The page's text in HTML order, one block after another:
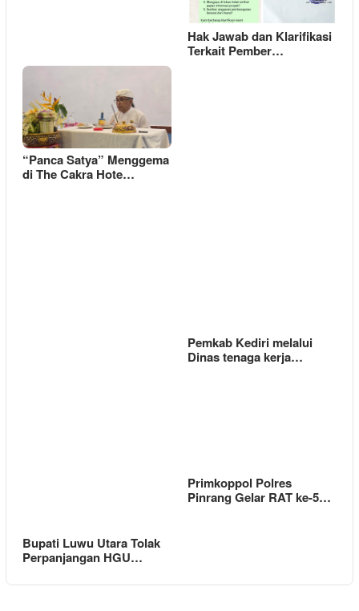
Hak Jawab dan Klarifikasi
Terkait Pember…
“Panca Satya” Menggema
di The Cakra Hote…
Pemkab Kediri melalui
Dinas tenaga kerja…
Bupati Luwu Utara Tolak
Perpanjangan HGU…
Primkoppol Polres
Pinrang Gelar RAT ke-5…